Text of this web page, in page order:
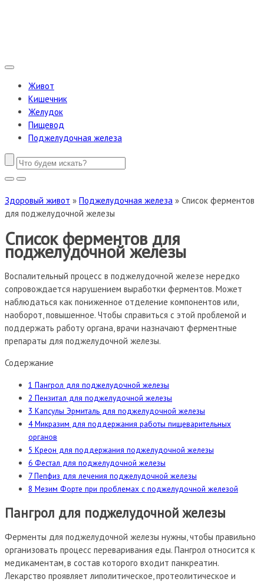
Живот
Кишечник
Желудок
Пищевод
Поджелудочная железа
Здоровый живот » Поджелудочная железа » Список ферментов
для поджелудочной железы
Список ферментов для
поджелудочной железы
Воспалительный процесс в поджелудочной железе нередко
сопровождается нарушением выработки ферментов. Может
наблюдаться как пониженное отделение компонентов или,
наоборот, повышенное. Чтобы справиться с этой проблемой и
поддержать работу органа, врачи назначают ферментные
препараты для поджелудочной железы.
Содержание
1 Пангрол для поджелудочной железы
2 Пензитал для поджелудочной железы
3 Капсулы Эрмиталь для поджелудочной железы
4Микразим для поддержания работы пищеварительных
органов
5 Креон для поддержания поджелудочной железы
6 Фестал для поджелудочной железы
7Пепфиз для лечения поджелудочной железы
8 Мезим Форте при проблемах с поджелудочной железой
Пангрол для поджелудочной железы
Ферменты для поджелудочной железы нужны, чтобы правильно
организовать процесс переваривания еды. Пангрол относится к
медикаментам, в состав которого входит панкреатин.
Лекарство проявляет липолитическое, протеолитическое и